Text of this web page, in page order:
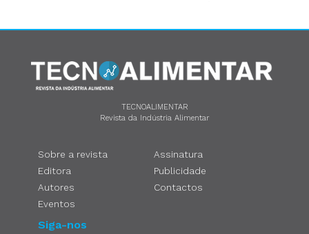
TECNOALIMENTAR
Revista da Indústria Alimentar
Sobre a revista
Editora
Autores
Eventos
Assinatura
Publicidade
Contactos
Siga-nos